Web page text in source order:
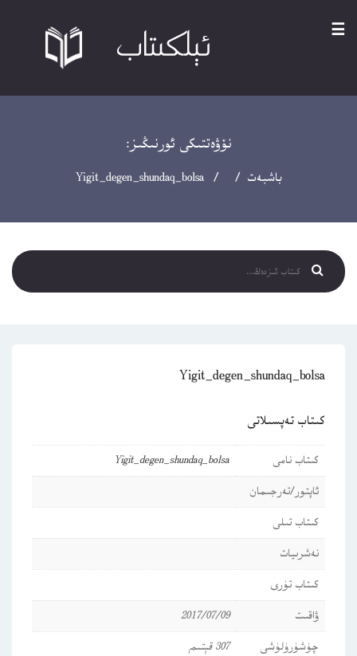
☰
نۆۋەتتىكى ئورنىڭىز:
باشبەت / / Yigit_degen_shundaq_bolsa
Yigit_degen_shundaq_bolsa
كىتاب تەپسىلاتى
كىتاب نامى
Yigit_degen_shundaq_bolsa
ئاپتور/تەرجىمان
كىتاب تىلى
نەشرىيات
كىتاب تۈرى
ۋاقىت
2017/07/09
چۈشۈرۈلۈشى
307 قېتىم